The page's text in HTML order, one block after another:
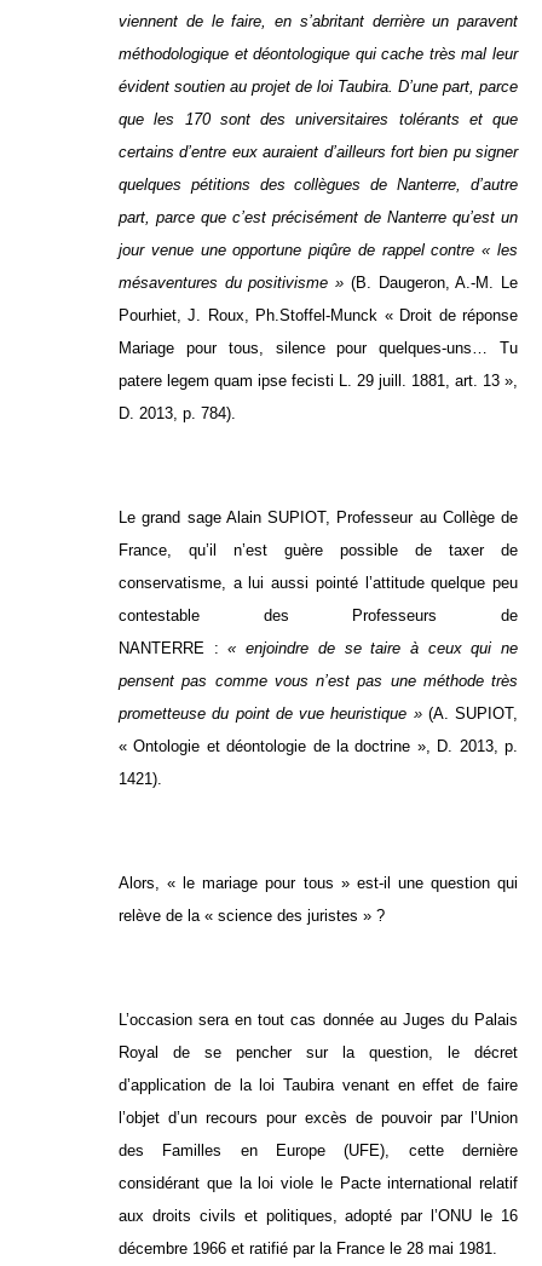
viennent de le faire, en s’abritant derrière un paravent
méthodologique et déontologique qui cache très mal leur
évident soutien au projet de loi Taubira. D’une part, parce
que les 170 sont des universitaires tolérants et que
certains d’entre eux auraient d’ailleurs fort bien pu signer
quelques pétitions des collègues de Nanterre, d’autre
part, parce que c’est précisément de Nanterre qu’est un
jour venue une opportune piqûre de rappel contre « les
mésaventures du positivisme » (B. Daugeron, A.-M. Le
Pourhiet, J. Roux, Ph.Stoffel-Munck « Droit de réponse
Mariage pour tous, silence pour quelques-uns… Tu
patere legem quam ipse fecisti L. 29 juill. 1881, art. 13 »,
D. 2013, p. 784).
Le grand sage Alain SUPIOT, Professeur au Collège de
France, qu’il n’est guère possible de taxer de
conservatisme, a lui aussi pointé l’attitude quelque peu
contestable des Professeurs de
NANTERRE :« enjoindre de se taire à ceux qui ne
pensent pas comme vous n’est pas une méthode très
prometteuse du point de vue heuristique »(A. SUPIOT,
« Ontologie et déontologie de la doctrine », D. 2013, p.
1421).
Alors, « le mariage pour tous » est-il une question qui
relève de la « science des juristes » ?
L’occasion sera en tout cas donnée au Juges du Palais
Royal de se pencher sur la question, le décret
d’application de la loi Taubira venant en effet de faire
l’objet d’un recours pour excès de pouvoir par l’Union
des Familles en Europe (UFE), cette dernière
considérant que la loi viole le Pacte international relatif
aux droits civils et politiques, adopté par l’ONU le 16
décembre 1966 et ratifié par la France le 28 mai 1981.